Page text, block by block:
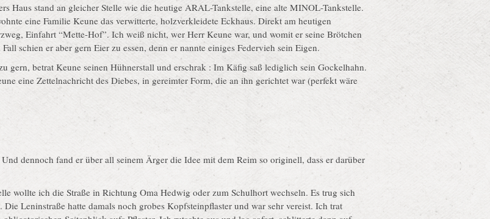
Haus stand an gleicher Stelle wie die heutige ARAL-Tankstelle, eine alte MINOL-Tankstelle.
eine Familie Keune das verwitterte, holzverkleidete Eckhaus. Direkt am heutigen
Einfahrt “Mette-Hof”. Ich weiß nicht, wer Herr Keune war, und womit er seine Brötchen
schien er aber gern Eier zu essen, denn er nannte einiges Federvieh sein Eigen.
gern, betrat Keune seinen Hühnerstall und erschrak : Im Käfig saß lediglich sein Gockelhahn.
eine Zettelnachricht des Diebes, in gereimter Form, die an ihn gerichtet war (perfekt wäre
dennoch fand er über all seinem Ärger die Idee mit dem Reim so originell, dass er darüber
wollte ich die Straße in Richtung Oma Hedwig oder zum Schulhort wechseln. Es trug sich
Leninstraße hatte damals noch grobes Kopfsteinpflaster und war sehr vereist. Ich trat